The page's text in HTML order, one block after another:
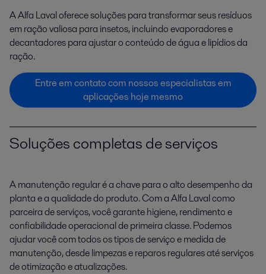
A Alfa Laval oferece soluções para transformar seus resíduos
em ração valiosa para insetos, incluindo evaporadores e
decantadores para ajustar o conteúdo de água e lipídios da
ração.
Entre em contato com nossos especialistas em
aplicações hoje mesmo
Soluções completas de serviços
A manutenção regular é a chave para o alto desempenho da
planta e a qualidade do produto. Com a Alfa Laval como
parceira de serviços, você garante higiene, rendimento e
confiabilidade operacional de primeira classe. Podemos
ajudar você com todos os tipos de serviço e medida de
manutenção, desde limpezas e reparos regulares até serviços
de otimização e atualizações.